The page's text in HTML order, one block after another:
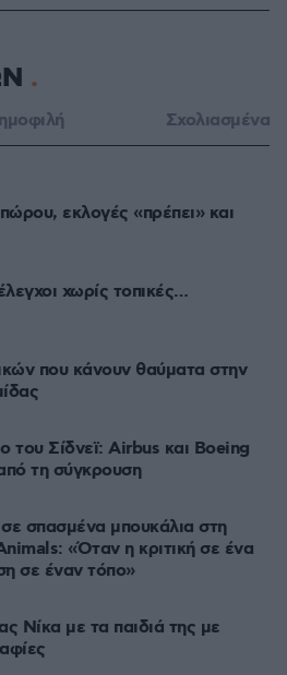
Σχολιασμένα
εκλογές «πρέπει» και
χωρίς τοπικές…
που κάνουν θαύματα στην
του Σίδνεϊ: Airbus και Boeing
τη σύγκρουση
σπασμένα μπουκάλια στη
«Όταν η κριτική σε ένα
σε έναν τόπο»
Νίκα με τα παιδιά της με